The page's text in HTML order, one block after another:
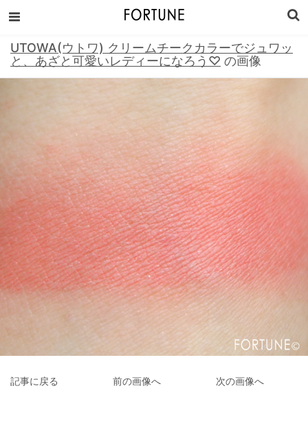
UTOWA(ウトワ) クリームチークカラーでジュワッ
と、あざと可愛いレディーになろう♡ の画像
記事に戻る 前の画像へ 次の画像へ